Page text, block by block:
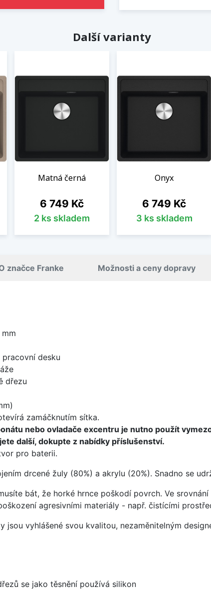
Další varianty
Matná černá
Cena
6 749 Kč
2 ks skladem
Onyx
Cena
6 749 Kč
3 ks skladem
značce Franke Možnosti a ceny dopravy
pracovní desku
dřezu
zamáčknutím sítka.
nebo ovladače excentru je nutno použít
další, dokupte z nabídky příslušenství.
pro baterii.
drcené žuly (80%) a akrylu (20%). Snadno se
bát, že horké hrnce poškodí povrch. Ve
agresivními materiály - např. čistícími
vyhlášené svou kvalitou, nezaměnitelným
se jako těsnění používá silikon